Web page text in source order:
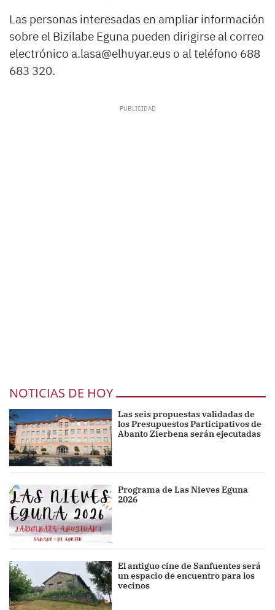
Las personas interesadas en ampliar información
sobre el Bizilabe Eguna pueden dirigirse al correo
electrónico a.lasa@elhuyar.eus o al teléfono 688
683 320.
NOTICIAS DE HOY
Las seis propuestas validadas de
los Presupuestos Participativos de
Abanto Zierbena serán ejecutadas
Programa de Las Nieves Eguna
2026
El antiguo cine de Sanfuentes será
un espacio de encuentro para los
vecinos